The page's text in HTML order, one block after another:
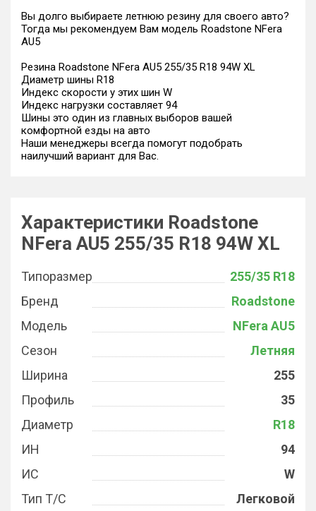
Вы долго выбираете летнюю резину для своего авто?
Тогда мы рекомендуем Вам модель Roadstone NFera
AU5
Резина Roadstone NFera AU5 255/35 R18 94W XL
Диаметр шины R18
Индекс скорости у этих шин W
Индекс нагрузки составляет 94
Шины это один из главных выборов вашей
комфортной езды на авто
Наши менеджеры всегда помогут подобрать
наилучший вариант для Вас.
Характеристики Roadstone
NFera AU5 255/35 R18 94W XL
Типоразмер
255/35 R18
Бренд
Roadstone
Модель
NFera AU5
Сезон
Летняя
Ширина
255
Профиль
35
Диаметр
R18
ИН
94
ИС
W
Тип Т/С
Легковой